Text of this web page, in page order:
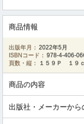
商品情報
出版年月： 2022年5月
ISBNコード： 978-4-406-
頁数・縦：
１５９Ｐ １９
商品の内容
出版社・メーカーから